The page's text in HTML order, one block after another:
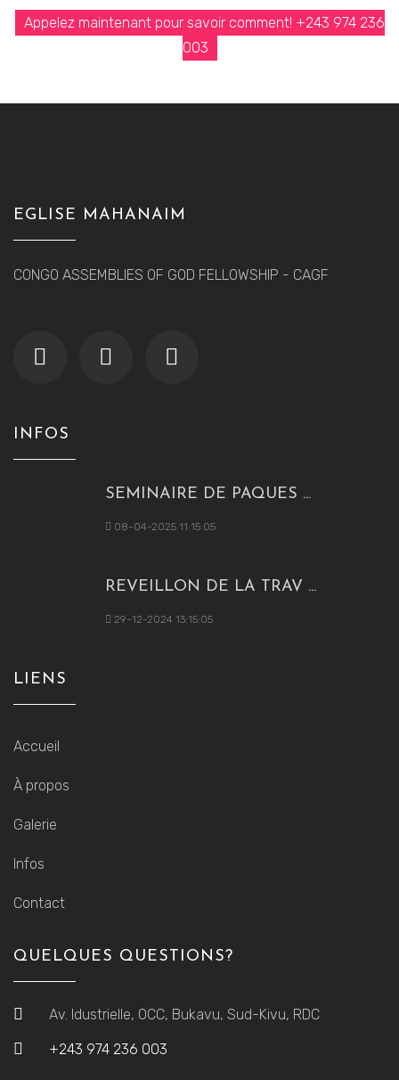
Appelez maintenant pour savoir comment! +243 974 236
003
EGLISE MAHANAIM
CONGO ASSEMBLIES OF GOD FELLOWSHIP - CAGF
INFOS
SEMINAIRE DE PAQUES ...
08-04-2025 11:15:05
REVEILLON DE LA TRAV ...
29-12-2024 13:15:05
LIENS
Accueil
À propos
Galerie
Infos
Contact
QUELQUES QUESTIONS?
Av. Idustrielle, OCC, Bukavu, Sud-Kivu, RDC
+243 974 236 003